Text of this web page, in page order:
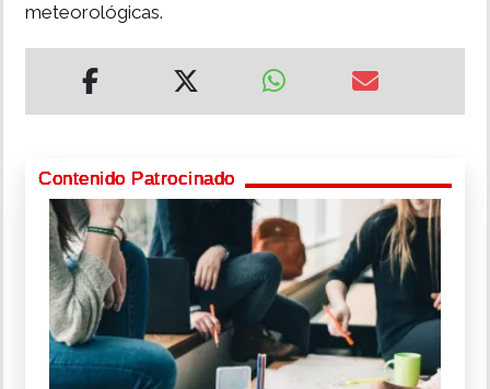
meteorológicas.
Contenido Patrocinado